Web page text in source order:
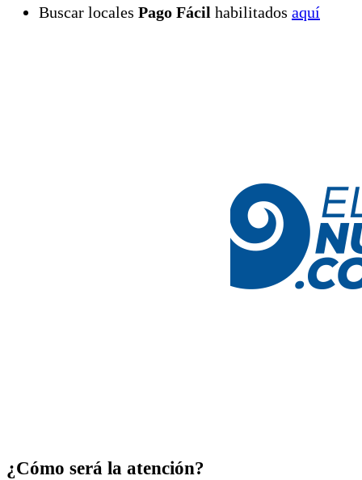
Buscar locales Pago Fácil habilitados aquí
¿Cómo será la atención?